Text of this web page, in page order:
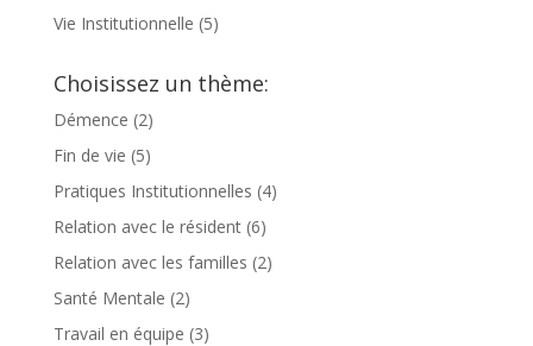
Vie Institutionnelle (5)
Choisissez un thème:
Démence (2)
Fin de vie (5)
Pratiques Institutionnelles (4)
Relation avec le résident(6)
Relation avec les familles (2)
Santé Mentale (2)
Travail en équipe (3)